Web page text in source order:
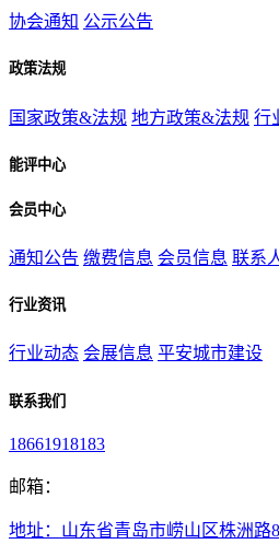
协会通知 公示公告
政策法规
国家政策&法规 地方政策&法规 行
能评中心
会员中心
通知公告 缴费信息 会员信息 联系
行业资讯
行业动态 会展信息 平安城市建设
联系我们
18661918183
邮箱：
地址：山东省青岛市崂山区株洲路